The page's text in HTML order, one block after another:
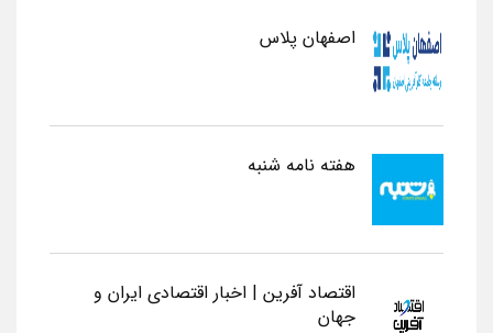
اصفهان پلاس
هفته نامه شنبه
اقتصاد آفرین | اخبار اقتصادی ایران و
جهان